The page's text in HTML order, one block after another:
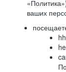
ваших